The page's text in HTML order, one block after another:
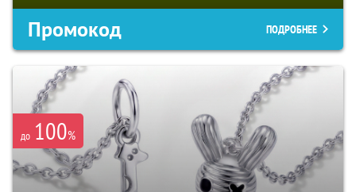
Промокод ПОДРОБНЕЕ
до 100%